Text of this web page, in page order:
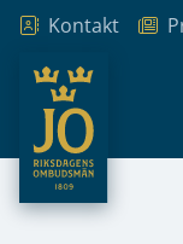
Hoppa till
Kontakt
JO – Riksdagens